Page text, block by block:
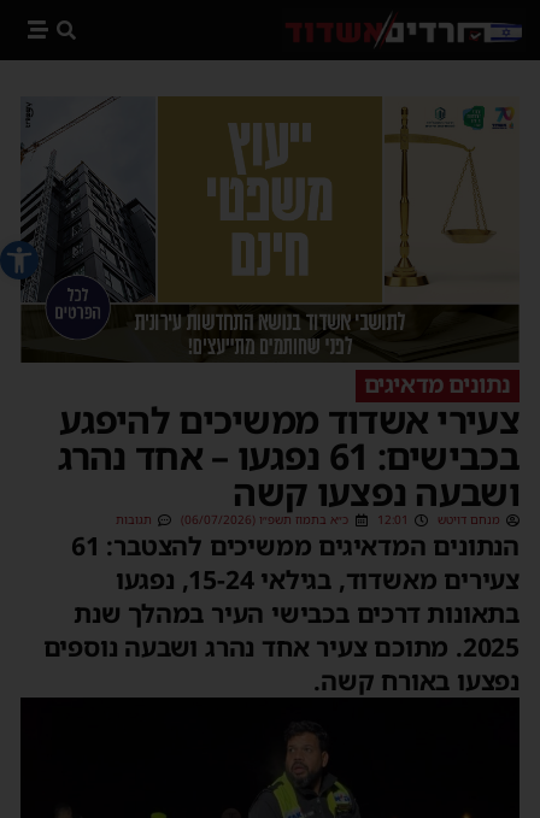
פתח
נתונים מדאיגים
צעירי אשדוד ממשיכים להיפגע
בכבישים: 61 נפגעו – אחד נהרג
ושבעה נפצעו קשה
מנחם דויטש 12:01 כ״א בתמוז תשפ״ו (06/07/2026) תגובות
הנתונים המדאיגים ממשיכים להצטבר: 61
צעירים מאשדוד, בגילאי 15-24, נפגעו
בתאונות דרכים בכבישי העיר במהלך שנת
2025. מתוכם צעיר אחד נהרג ושבעה נוספים
נפצעו באורח קשה.